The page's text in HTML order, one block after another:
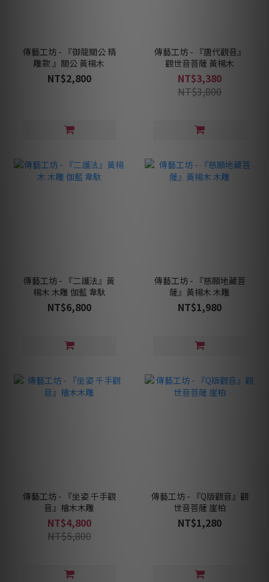
傳藝工坊 - 『御龍關公 精
雕款 』關公 黃楊木
NT$2,800
傳藝工坊 - 『唐代觀音』
觀世音菩薩 黃楊木
NT$3,380
NT$3,800
傳藝工坊 - 『二護法』黃
楊木 木雕 伽藍 韋馱
NT$6,800
傳藝工坊 - 『慈願地藏菩
薩』黃楊木 木雕
NT$1,980
傳藝工坊 - 『坐姿 千手觀
音』檜木木雕
NT$4,800
NT$5,800
傳藝工坊 - 『Q版觀音』觀
世音菩薩 崖柏
NT$1,280